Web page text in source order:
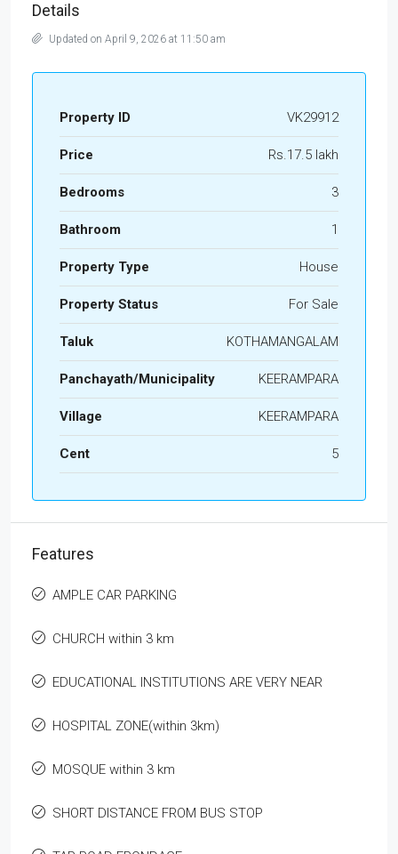
Details
Updated on April 9, 2026 at 11:50 am
Property ID VK29912
Price Rs.17.5 lakh
Bedrooms 3
Bathroom 1
Property Type House
Property Status For Sale
Taluk KOTHAMANGALAM
Panchayath/Municipality KEERAMPARA
Village KEERAMPARA
Cent 5
Features
AMPLE CAR PARKING
CHURCH within 3 km
EDUCATIONAL INSTITUTIONS ARE VERY NEAR
HOSPITAL ZONE(within 3km)
MOSQUE within 3 km
SHORT DISTANCE FROM BUS STOP